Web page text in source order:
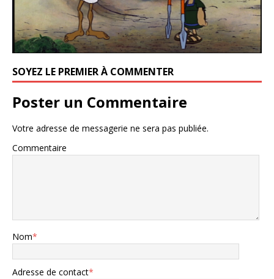
SOYEZ LE PREMIER À COMMENTER
Poster un Commentaire
Votre adresse de messagerie ne sera pas publiée.
Commentaire
Nom*
Adresse de contact*